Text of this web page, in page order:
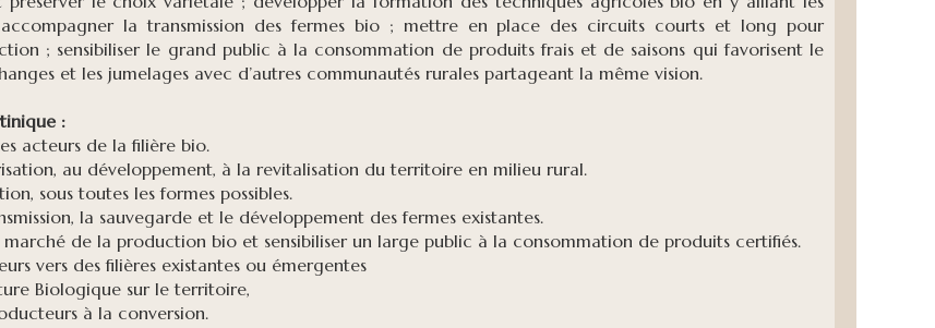
la transmission des fermes bio ; mettre en place des circuits courts et long pour
; sensibiliser le grand public à la consommation de produits frais et de saisons qui favorisent le
et les jumelages avec d’autres communautés rurales partageant la même vision.
:
acteurs de la filière bio.
au développement, à la revitalisation du territoire en milieu rural.
sous toutes les formes possibles.
la sauvegarde et le développement des fermes existantes.
marché de la production bio et sensibiliser un large public à la consommation de produits certifiés.
vers des filières existantes ou émergentes
Biologique sur le territoire,
à la conversion.